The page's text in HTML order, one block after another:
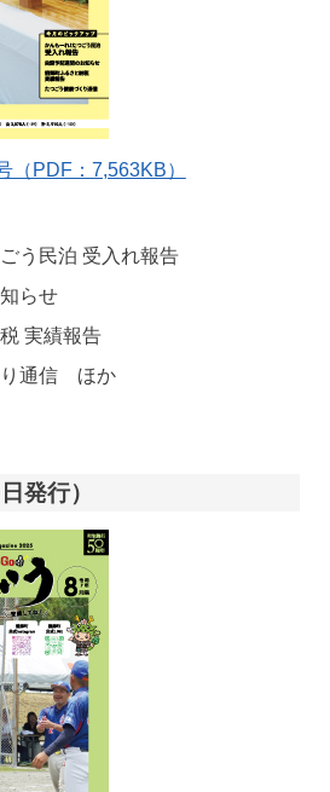
（PDF：7,563KB）
う民泊 受入れ報告
らせ
実績報告
り通信 ほか
発行）